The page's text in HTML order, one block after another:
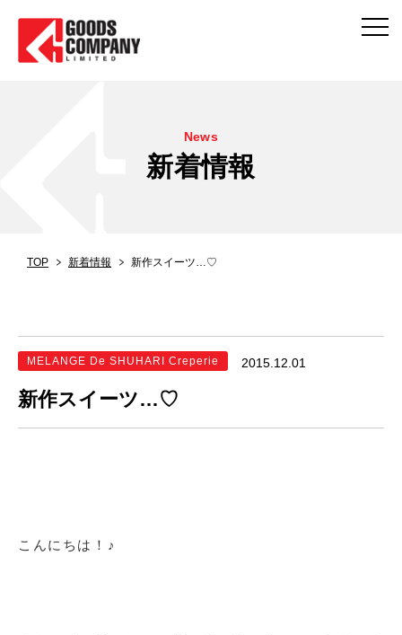
News
新着情報
TOP 新着情報 新作スイーツ…♡
MELANGE De SHUHARI Creperie 2015.12.01
新作スイーツ…♡
こんにちは！♪